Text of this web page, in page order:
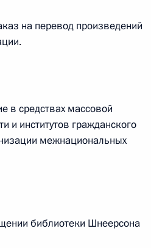
на перевод произведений
в средствах массовой
и институтов гражданского
межнациональных
библиотеки Шнеерсона